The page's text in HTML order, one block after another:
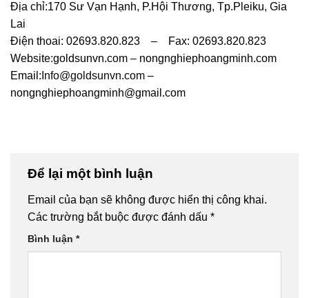
Địa chỉ:170 Sư Vạn Hạnh, P.Hội Thương, Tp.Pleiku, Gia
Lai
Điện thoai: 02693.820.823 – Fax: 02693.820.823
Website:goldsunvn.com – nongnghiephoangminh.com
Email: Info@goldsunvn.com –
nongnghiephoangminh@gmail.com
Để lại một bình luận
Email của bạn sẽ không được hiển thị công khai.
Các trường bắt buộc được đánh dấu *
Bình luận *